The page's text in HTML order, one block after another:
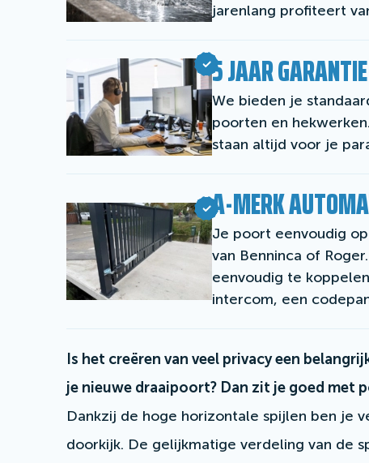
jarenlang profiteert
5 JAAR GARANTIE
We bieden je
poorten en
staan altijd voor je
A-MERK
Je poort eenvoudig
van Benninca of
eenvoudig te
intercom, een
Is het creëren van veel privacy een
je nieuwe draaipoort? Dan zit je goed met
Dankzij de hoge horizontale spijlen ben je
doorkijk. De gelijkmatige verdeling van de